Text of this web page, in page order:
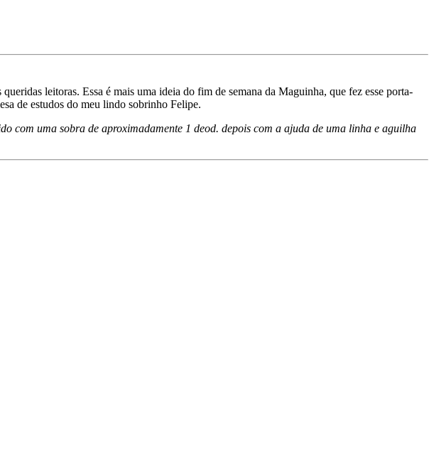
leitoras. Essa é mais uma ideia do fim de semana da Maguinha, que fez esse porta-
de estudos do meu lindo sobrinho Felipe.
uma sobra de aproximadamente 1 deod. depois com a ajuda de uma linha e aguilha